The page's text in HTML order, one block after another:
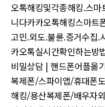
오톡해킹및각종해킹.스
니다카카오톡해킹스마트
고민.외도.불륜.증거수
카오톡실시간확인하는방
비밀상담 | 핸드폰어플옮
복제폰/스파이앱/휴대폰
해킹/용산복제폰/배우자